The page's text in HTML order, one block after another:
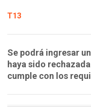
T13
Se podrá ingresar
haya sido
cumple con los